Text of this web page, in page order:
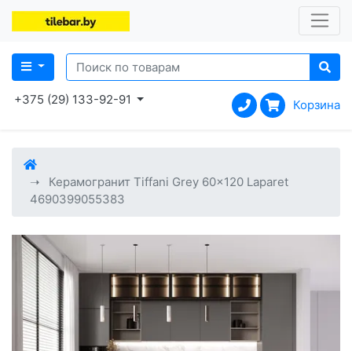
+375 (29) 133-92-91 Корзина
Керамогранит Tiffani Grey 60x120 Laparet
4690399055383